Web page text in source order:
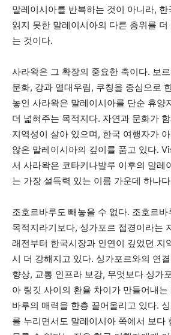
말레이시아를 반복하는 것이 아니라,
읽지 못한 말레이시아의 다른 층위를
는 것이다.
사라왁은 그 확장의 중요한 축이다. 보
문화, 강과 열대우림, 쿠칭을 중심으로
놓인 사라왁은 말레이시아를 단순 휴양
더 넓혀주는 목적지다. 자연과 문화가
지역성이 살아 있으며, 한국 여행자가
않은 말레이시아의 깊이를 품고 있다.
서 사라왁은 코타키나발루 이후의 말레
는 가장 설득력 있는 이름 가운데 하나
조호르바루도 빼놓을 수 없다. 조호르
목적지라기보다, 싱가포르 접경이라는
래전부터 한국시장과 인연이 깊었던 지
시 더 강해지고 있다. 싱가포르와의 연
향상, 교통 인프라 보강, 무엇보다 싱가
아 링깃 사이의 환율 차이가 만들어내
바루의 매력을 한층 끌어올리고 있다.
를 누리면서도 말레이시아 쪽에서 보다